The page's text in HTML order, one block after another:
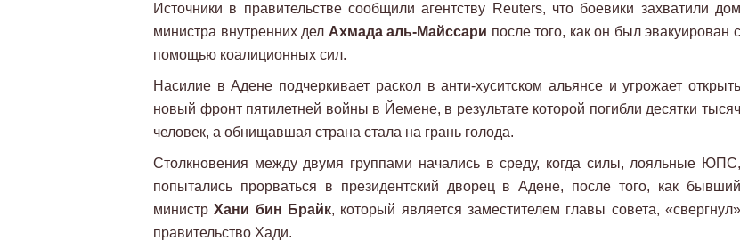
Источники в правительстве сообщили агентству Reuters, что боевики захватили дом
министра внутренних дел Ахмада аль-Майссари после того, как он был эвакуирован с
помощью коалиционных сил.
Насилие в Адене подчеркивает раскол в анти-хуситском альянсе и угрожает открыть
новый фронт пятилетней войны в Йемене, в результате которой погибли десятки тысяч
человек, а обнищавшая страна стала на грань голода.
Столкновения между двумя группами начались в среду, когда силы, лояльные ЮПС,
попытались прорваться в президентский дворец в Адене, после того, как бывший
министрХани бин Брайк, который является заместителем главы совета, «свергнул»
правительство Хади.